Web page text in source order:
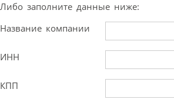
Либо заполните данные ниже:
Название компании
ИНН
КПП